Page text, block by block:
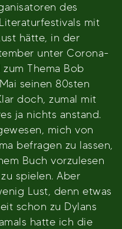
des
mit
hätte, in der
unter Corona-
Thema Bob
seinen 80sten
doch, zumal mit
ja nichts anstand.
mich von
befragen zu lassen,
Buch vorzulesen
spielen. Aber
Lust, denn etwas
schon zu Dylans
hatte ich die